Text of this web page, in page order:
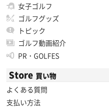
女子ゴルフ
ゴルフグッズ
トピック
ゴルフ動画紹介
PR・GOLFES
Store 買い物
よくある質問
支払い方法